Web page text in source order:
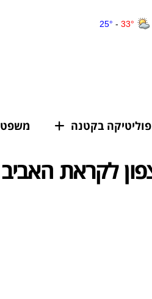
פוליטיקה בקטנה משפט
לקראת האביב